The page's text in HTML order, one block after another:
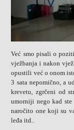
Već smo pisali o
vježbanja i nakon
opustili već o onom
3 sata nepomično, a
krevetu, zgrčeni od
umorniji nego kad ste
naročito one koji su
leđa itd..